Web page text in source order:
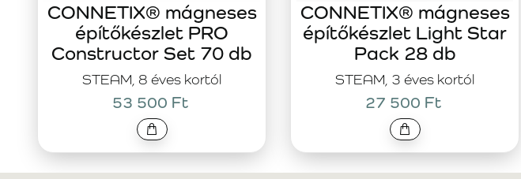
STEAM, 8 éves kortól
CONNETIX® mágneses
építőkészlet PRO
Constructor Set 70 db
53 500 Ft
STEAM, 3 éves kortól
CONNETIX® mágneses
építőkészlet Light Star
Pack 28 db
27 500 Ft